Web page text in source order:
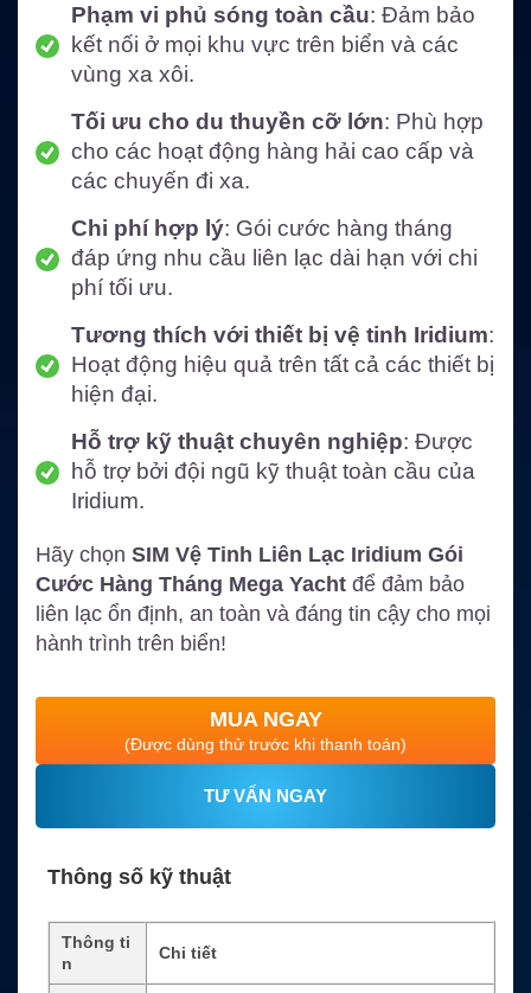
Phạm vi phủ sóng toàn cầu: Đảm bảo
kết nối ở mọi khu vực trên biển và các
vùng xa xôi.
Tối ưu cho du thuyền cỡ lớn: Phù hợp
cho các hoạt động hàng hải cao cấp và
các chuyến đi xa.
Chi phí hợp lý: Gói cước hàng tháng
đáp ứng nhu cầu liên lạc dài hạn với chi
phí tối ưu.
Tương thích với thiết bị vệ tinh Iridium:
Hoạt động hiệu quả trên tất cả các thiết bị
hiện đại.
Hỗ trợ kỹ thuật chuyên nghiệp: Được
hỗ trợ bởi đội ngũ kỹ thuật toàn cầu của
Iridium.
Hãy chọn SIM Vệ Tinh Liên Lạc Iridium Gói
Cước Hàng Tháng Mega Yacht để đảm bảo
liên lạc ổn định, an toàn và đáng tin cậy cho mọi
hành trình trên biển!
MUA NGAY
(Được dùng thử trước khi thanh toán)
TƯ VẤN NGAY
Thông số kỹ thuật
Thông ti
n
Chi tiết